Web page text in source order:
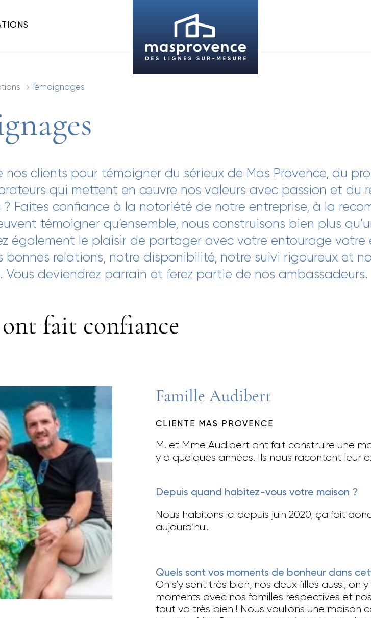
Témoignages
nos clients pour témoigner du sérieux de Mas Provence, du
qui mettent en œuvre nos valeurs avec passion et du
Faites confiance à la notoriété de notre entreprise, à la
témoigner qu’ensemble, nous construisons bien plus
également le plaisir de partager avec votre entourage votre
bonnes relations, notre disponibilité, notre suivi rigoureux et
Vous deviendrez parrain et ferez partie de nos ambassadeurs.
fait confiance
Famille Audibert
CLIENTE MAS PROVENCE
M. et Mme Audibert ont fait construire une
y a quelques années. Ils nous racontent leur
Depuis quand habitez-vous votre maison ?
Nous habitons ici depuis juin 2020, ça fait
aujourd’hui.
Quels sont vos moments de bonheur dans
On s’y sent très bien, nos deux filles aussi, on
moments avec nos familles respectives et
tout va très bien ! Nous voulions une maison